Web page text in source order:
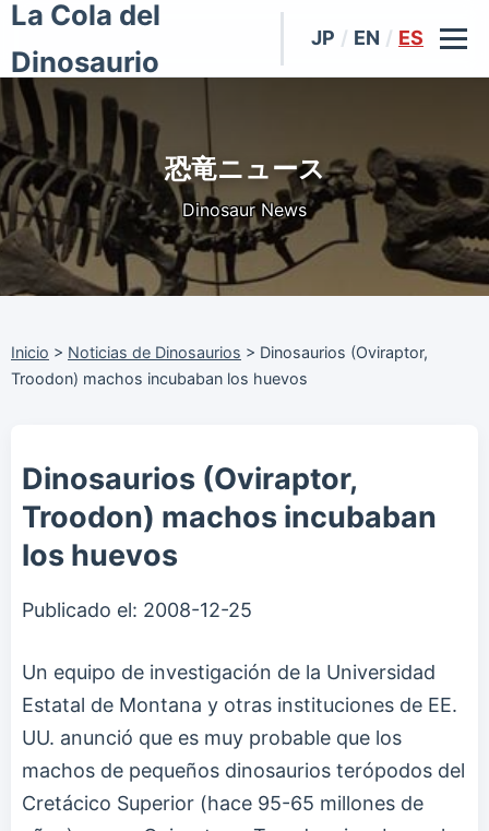
La Cola del
Dinosaurio
JP / EN / ES
恐竜ニュース
Dinosaur News
Inicio > Noticias de Dinosaurios > Dinosaurios (Oviraptor,
Troodon) machos incubaban los huevos
Dinosaurios (Oviraptor,
Troodon) machos incubaban
los huevos
Publicado el: 2008-12-25
Un equipo de investigación de la Universidad
Estatal de Montana y otras instituciones de EE.
UU. anunció que es muy probable que los
machos de pequeños dinosaurios terópodos del
Cretácico Superior (hace 95-65 millones de